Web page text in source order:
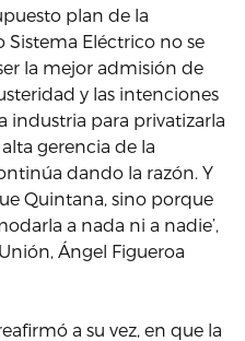
plan de la
Eléctrico no se
la mejor admisión de
y las intenciones
industria para privatizarla
gerencia de la
dando la razón. Y
Quintana, sino porque
a nada ni a nadie’,
Ángel Figueroa
a su vez, en que la